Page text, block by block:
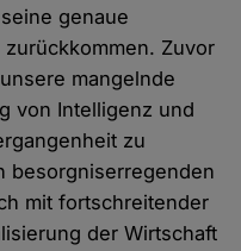
genaue
Zuvor
mangelnde
von Intelligenz und
zu
besorgniserregenden
mit fortschreitender
der Wirtschaft